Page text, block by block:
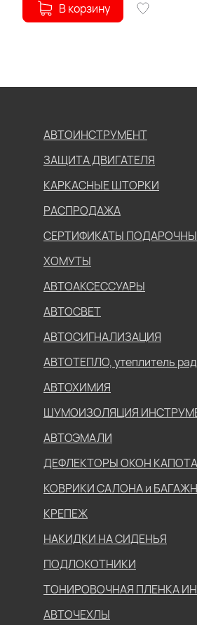
В корзину
АВТОИНСТРУМЕНТ
ЗАЩИТА ДВИГАТЕЛЯ
КАРКАСНЫЕ ШТОРКИ
РАСПРОДАЖА
СЕРТИФИКАТЫ
ХОМУТЫ
АВТОАКСЕССУАРЫ
АВТОСВЕТ
АВТОСИГНАЛИЗАЦИЯ
АВТОТЕПЛО, утеплитель
АВТОХИМИЯ
ШУМОИЗОЛЯЦИЯ
АВТОЭМАЛИ
ДЕФЛЕКТОРЫ ОКОН
КОВРИКИ САЛОНА и
КРЕПЕЖ
НАКИДКИ НА СИДЕНЬЯ
ПОДЛОКОТНИКИ
ТОНИРОВОЧНАЯ ПЛЕНКА
АВТОЧЕХЛЫ